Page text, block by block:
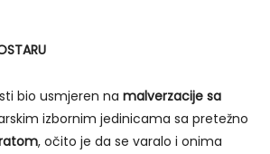
bio usmjeren na malverzacije sa
izbornim jedinicama sa pretežno
, očito je da se varalo i onima